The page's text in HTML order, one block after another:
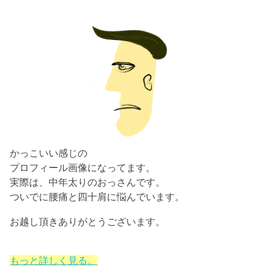
かっこいい感じの
プロフィール画像になってます。
実際は、中年太りのおっさんです。
ついでに腰痛と四十肩に悩んでいます。
お越し頂きありがとうございます。
もっと詳しく見る。